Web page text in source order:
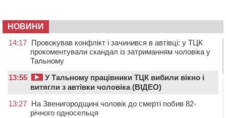
НОВИНИ
14:17 Провокував конфлікт і зачинився в автівці: у ТЦК
прокоментували скандал із затриманням чоловіка у
Тальному
13:55
У Тальному працівники ТЦК вибили вікно і
витягли з автівки чоловіка (ВІДЕО)
13:27 На Звенигородщині чоловік до смерті побив 82-
річного односельця